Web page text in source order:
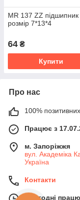
MR 137 ZZ підшипник
розмір 7*13*4
64 ₴
Купити
Про нас
100% позитивних
Працює з
м. Запоріжжя
вул. Академіка
Україна
Контакти
Сьогодні